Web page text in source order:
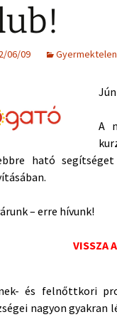
06/09
A
ható
– erre hívunk!
VISSZA
és felnőttkori
nagyon gyakran